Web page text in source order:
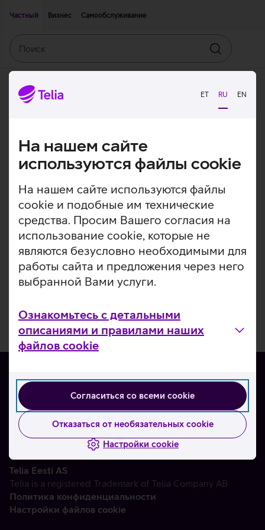
ET RU EN
На нашем сайте
используются файлы cookie
На нашем сайте используются файлы
cookie и подобные им технические
средства. Просим Вашего согласия на
использование cookie, которые не
являются безусловно необходимыми для
работы сайта и предложения через него
выбранной Вами услуги.
Ознакомьтесь с детальными
описаниями и правилами наших
файлов cookie
Согласиться со всеми cookie
Отказаться от необязательных cookie
Настройки cookie
Частный
Бизнес Самообслуживание
Искать
О нас
Контакты
Партнерам
Telia Eesti AS
Telia is a registered Trademark of Telia Company AB
Политика конфиденциальности
Настройки файлов cookie